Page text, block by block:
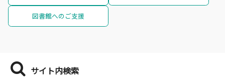
図書館へのご支援
サイト内検索